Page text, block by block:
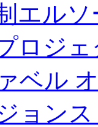
エル
ロジ
ベル
ョン